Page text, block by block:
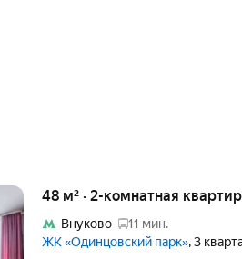
48 м² · 2-комнатная
Внуково
11 мин.
ЖК «Одинцовский парк», 3